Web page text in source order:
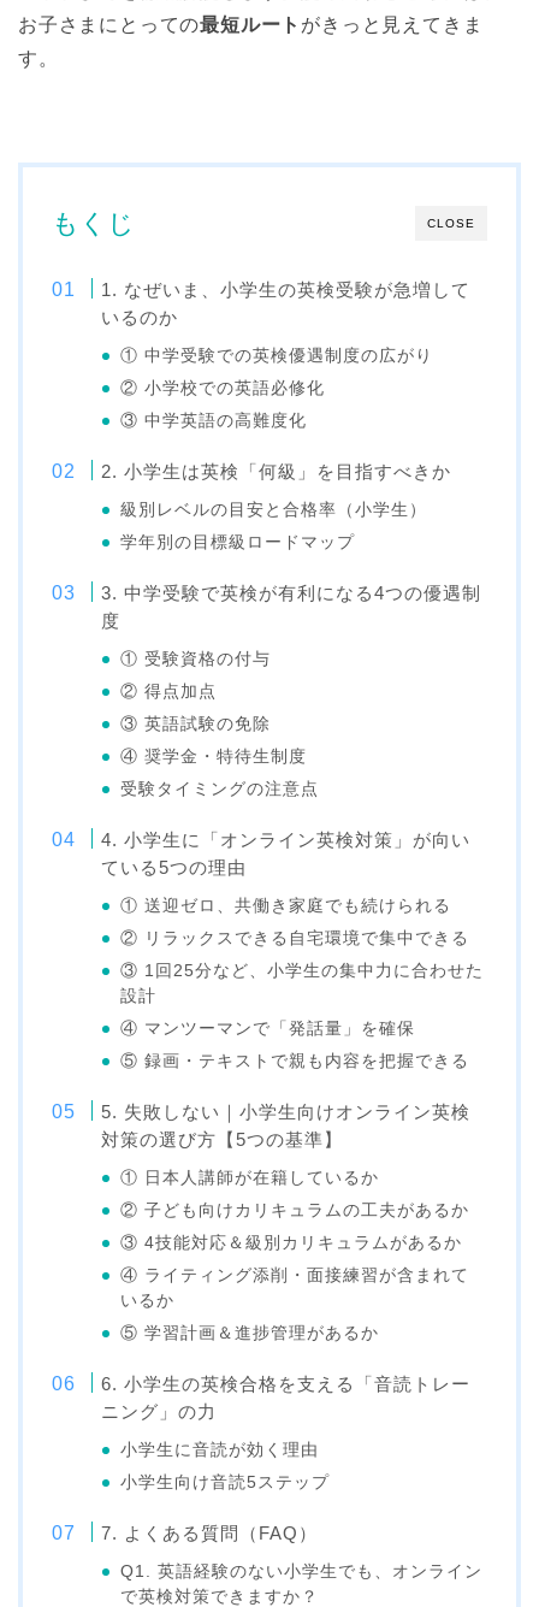
お子さまにとっての最短ルート がきっと見えてきま
す。
CLOSE
もくじ
1. なぜいま、小学生の英検受験が急増して
いるのか
① 中学受験での英検優遇制度の広がり
② 小学校での英語必修化
③ 中学英語の高難度化
2. 小学生は英検「何級」を目指すべきか
級別レベルの目安と合格率（小学生）
学年別の目標級ロードマップ
3. 中学受験で英検が有利になる4つの優遇制
度
① 受験資格の付与
② 得点加点
③ 英語試験の免除
④ 奨学金・特待生制度
受験タイミングの注意点
4. 小学生に「オンライン英検対策」が向い
ている5つの理由
① 送迎ゼロ、共働き家庭でも続けられる
② リラックスできる自宅環境で集中できる
③ 1回25分など、小学生の集中力に合わせた
設計
④ マンツーマンで「発話量」を確保
⑤ 録画・テキストで親も内容を把握できる
5. 失敗しない｜小学生向けオンライン英検
対策の選び方【5つの基準】
① 日本人講師が在籍しているか
② 子ども向けカリキュラムの工夫があるか
③ 4技能対応＆級別カリキュラムがあるか
④ ライティング添削・面接練習が含まれて
いるか
⑤ 学習計画＆進捗管理があるか
6. 小学生の英検合格を支える「音読トレー
ニング」の力
小学生に音読が効く理由
小学生向け音読5ステップ
7. よくある質問（FAQ）
Q1. 英語経験のない小学生でも、オンライン
で英検対策できますか？